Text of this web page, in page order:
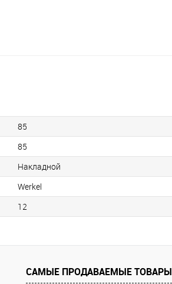
85
85
Накладной
Werkel
12
САМЫЕ ПРОДАВАЕМЫЕ ТОВАРЫ